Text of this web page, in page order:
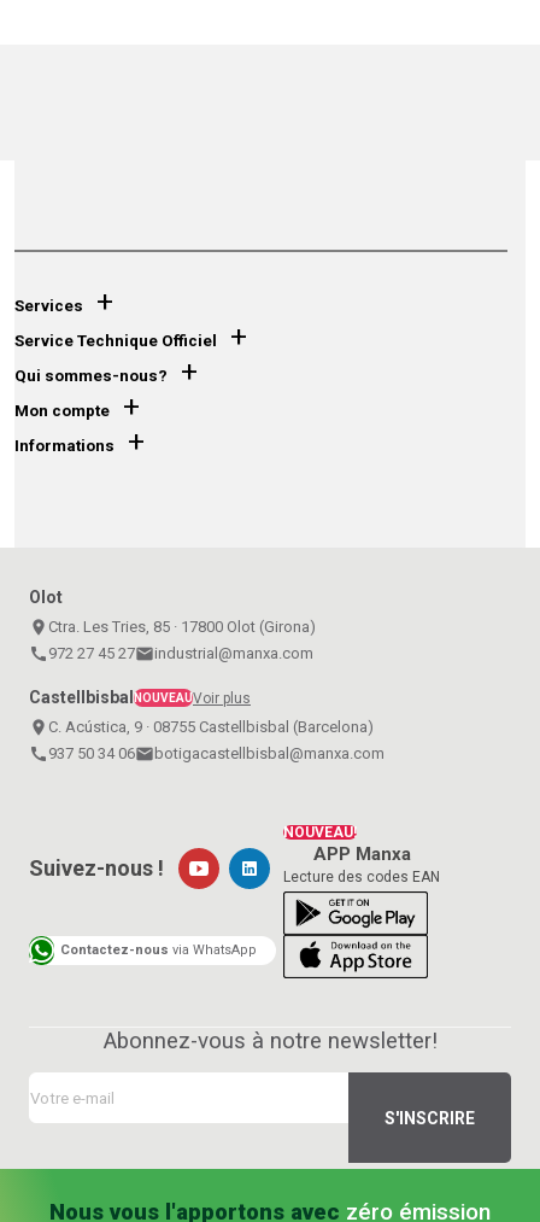
Services +
Service Technique Officiel +
Qui sommes-nous? +
Mon compte +
Informations +
Olot
place Ctra. Les Tries, 85 · 17800 Olot (Girona)
call 972 27 45 27emailindustrial@manxa.com
Castellbisbal NOUVEAUVoir plus
place C. Acústica, 9 · 08755 Castellbisbal (Barcelona)
call 937 50 34 06email botigacastellbisbal@manxa.com
NOUVEAU!
APP Manxa
Lecture des codes EAN
Suivez-nous !
Contactez-nous via WhatsApp
Abonnez-vous à notre newsletter!
Nous vous l'apportons avec zéro émission